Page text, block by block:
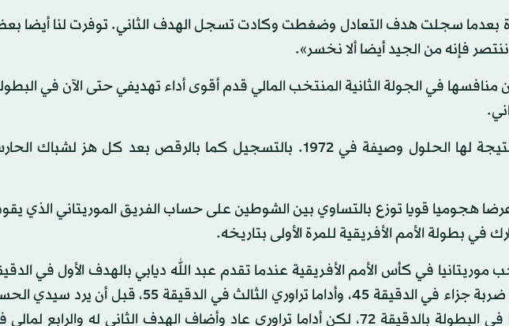
بعدما سجلت هدف التعادل وضغطت وكادت تسجل الهدف الثاني. توفرت لنا أيضا
فإنه من الجيد أيضا ألا نخسر».
في الجولة الثانية المنتخب المالي قدم أقوى أداء تهديفي حتى الآن في
واستعرضت مالي التي كانت أفضل نتيجة لها الحلول وصيفة في 1972. بالتسجيل كما بالرقص بعد كل هز لشباك
هجوميا قويا توزع بالتساوي بين الشوطين على حساب الفريق الموريتاني الذي
في بطولة الأمم الأفريقية للمرة الأولى بتاريخه.
في كأس الأمم الأفريقية عندما تقدم عبد الله ديابي بالهدف الأول في
37 ثم أضاف موسى ماريجا الثاني من ضربة جزاء في الدقيقة 45، وأداما تراوري الثالث في الدقيقة 55، قبل أن
مختار بأول هدف في تاريخ موريتانيا في البطولة بالدقيقة 72، لكن أداما تراوري عاد وأضاف الهدف الثاني له والرابع